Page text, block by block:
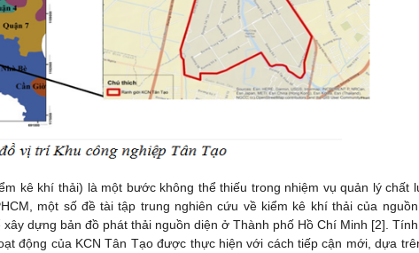
kê khí thải) là một bước không thể thiếu trong nhiệm vụ quản lý chất
một số đề tài tập trung nghiên cứu về kiểm kê khí thải của
dựng bản đồ phát thải nguồn diện ở Thành phố Hồ Chí Minh [2].
động của KCN Tân Tạo được thực hiện với cách tiếp cận mới, dựa